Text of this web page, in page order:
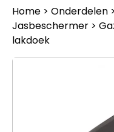
Home > Onderdelen >
Jasbeschermer >
lakdoek